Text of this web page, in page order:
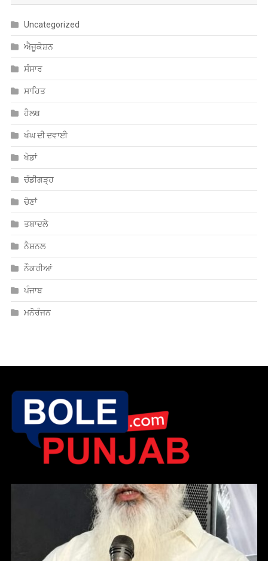
ਖੰਘ ਦੀ ਦਵਾਈ
ਖੇਡਾਂ
ਚੰਡੀਗੜ੍ਹ
ਚੋਣਾਂ
ਤਬਾਦਲੇ
ਨੈਸ਼ਨਲ
ਨੌਕਰੀਆਂ
ਪੰਜਾਬ
ਮਨੋਰੰਜਨ
ਸੇਵਾ, ਨਿਮਰਤਾ ਤੇ ਦਇਆ ਹੀ ਗੁਰੂ ਹਰਿਕ੍ਰਿਸ਼ਨ ਸਾਹਿਬ ਜੀ ਦਾ ਸਦੀਵੀ